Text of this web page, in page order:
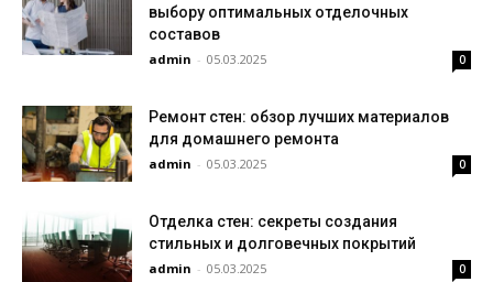
выбору оптимальных отделочных
составов
admin - 05.03.2025 0
Ремонт стен: обзор лучших материалов
для домашнего ремонта
admin - 05.03.2025 0
Отделка стен: секреты создания
стильных и долговечных покрытий
admin - 05.03.2025 0